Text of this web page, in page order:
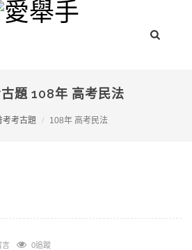
題 108年 高考民法
考考古題 108年 高考民法
言 0追蹤